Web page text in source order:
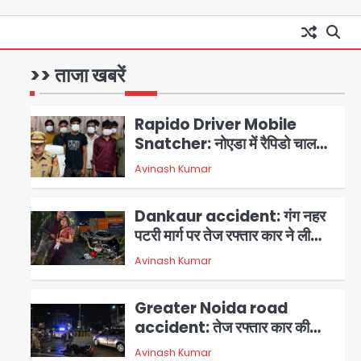
>> ताजा खबरें
1
Minor daughter abuse
case in Noida: 7 साल की मासूम
पिता को मां ने रंगेहाथ पकड़ा, पुलिस ने
2
Rapido Driver Mobile
Snatcher: नोएडा में रैपिडो चालक
निकला मोबाइल स्नैचर गैंग का
मास्टरमाइंड, जीरा-बॉल बेचने वालों को
98 मोबाइल और 450 पार्ट्स बरामद
Avinash Kumar
3
Dankaur accident: गंग नहर
पटरी मार्ग पर तेज रफ्तार कार ने ली
पति-पत्नी की जान, गांव में मातम
Avinash Kumar
4
Greater Noida road
accident: तेज रफ्तार कार की
टक्कर से बाइक सवार दो युवकों की
Avinash Kumar